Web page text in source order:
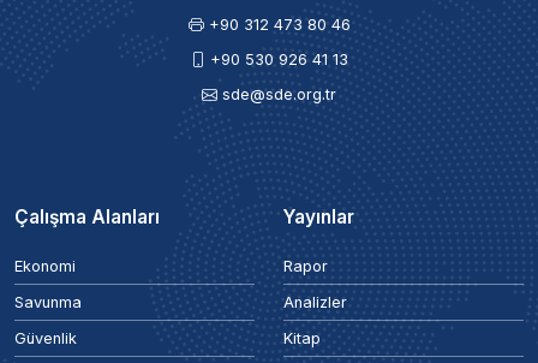
+90 312 473 80 46
+90 530 926 41 13
sde@sde.org.tr
Çalışma Alanları
Ekonomi
Savunma
Güvenlik
Yayınlar
Rapor
Analizler
Kitap